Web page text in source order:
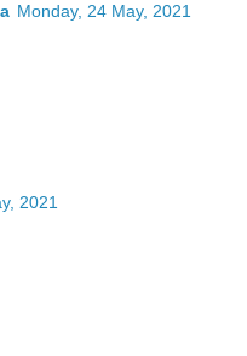
Monday, 24 May, 2021
2021